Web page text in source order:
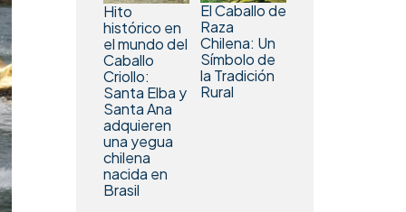
Hito
histórico en
el mundo del
Caballo
Criollo:
Santa Elba y
Santa Ana
adquieren
una yegua
chilena
nacida en
Brasil
El Caballo de
Raza
Chilena: Un
Símbolo de
la Tradición
Rural